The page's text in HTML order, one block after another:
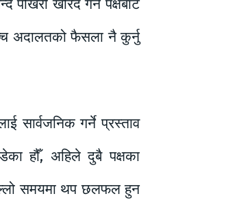
खरिद गर्ने पक्षबाट
अदालतको फैसला नै कुर्नु
सार्वजनिक गर्ने प्रस्ताव
हौँ, अहिले दुबै पक्षका
समयमा थप छलफल हुन